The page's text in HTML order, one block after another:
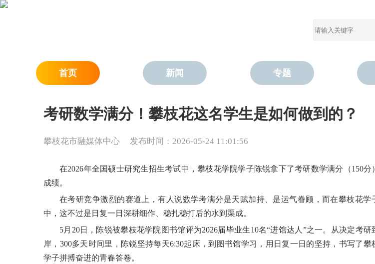
首页 新闻 专题
考研数学满分！攀枝花这名学生是如何做到的？
攀枝花市融媒体中心 发布时间：2026-05-24 11:01:56
在2026年全国硕士研究生招生考试中，攀枝花学院学子陈锐拿下了考研数学满分（150分
成绩。
在考研竞争激烈的赛道上，有人说数学考满分是天赋加持、是运气眷顾，而在攀枝花学
中，这不过是日复一日深耕细作、稳扎稳打后的水到渠成。
5月20日，陈锐被攀枝花学院图书馆评为2026届毕业生10名“进馆达人”之一。从决定考研
岸，300多天时间里，陈锐坚持每天6:30起床，到图书馆学习，用日复一日的坚持，书写了攀
学子拼搏奋进的青春答卷。